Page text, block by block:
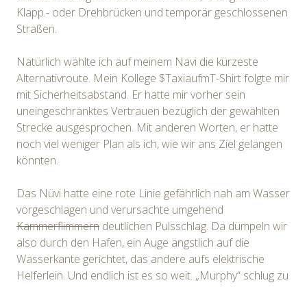
Klapp.- oder Drehbrücken und temporär geschlossenen
Straßen.
Natürlich wählte ich auf meinem Navi die kürzeste
Alternativroute. Mein Kollege $TaxiaufmT-Shirt folgte mir
mit Sicherheitsabstand. Er hatte mir vorher sein
uneingeschränktes Vertrauen bezüglich der gewählten
Strecke ausgesprochen. Mit anderen Worten, er hatte
noch viel weniger Plan als ich, wie wir ans Ziel gelangen
könnten.
Das Nüvi hatte eine rote Linie gefährlich nah am Wasser
vorgeschlagen und verursachte umgehend
Kammerflimmern deutlichen Pulsschlag. Da dümpeln wir
also durch den Hafen, ein Auge ängstlich auf die
Wasserkante gerichtet, das andere aufs elektrische
Helferlein. Und endlich ist es so weit. „Murphy“ schlug zu